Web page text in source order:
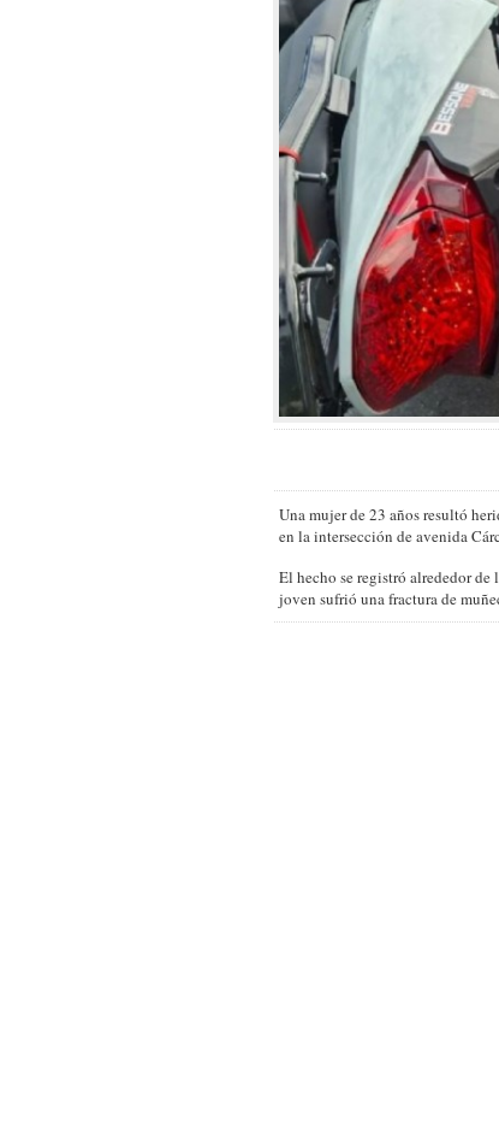
Una mujer de 23 años resultó
en la intersección de avenida
El hecho se registró alrededor
joven sufrió una fractura de